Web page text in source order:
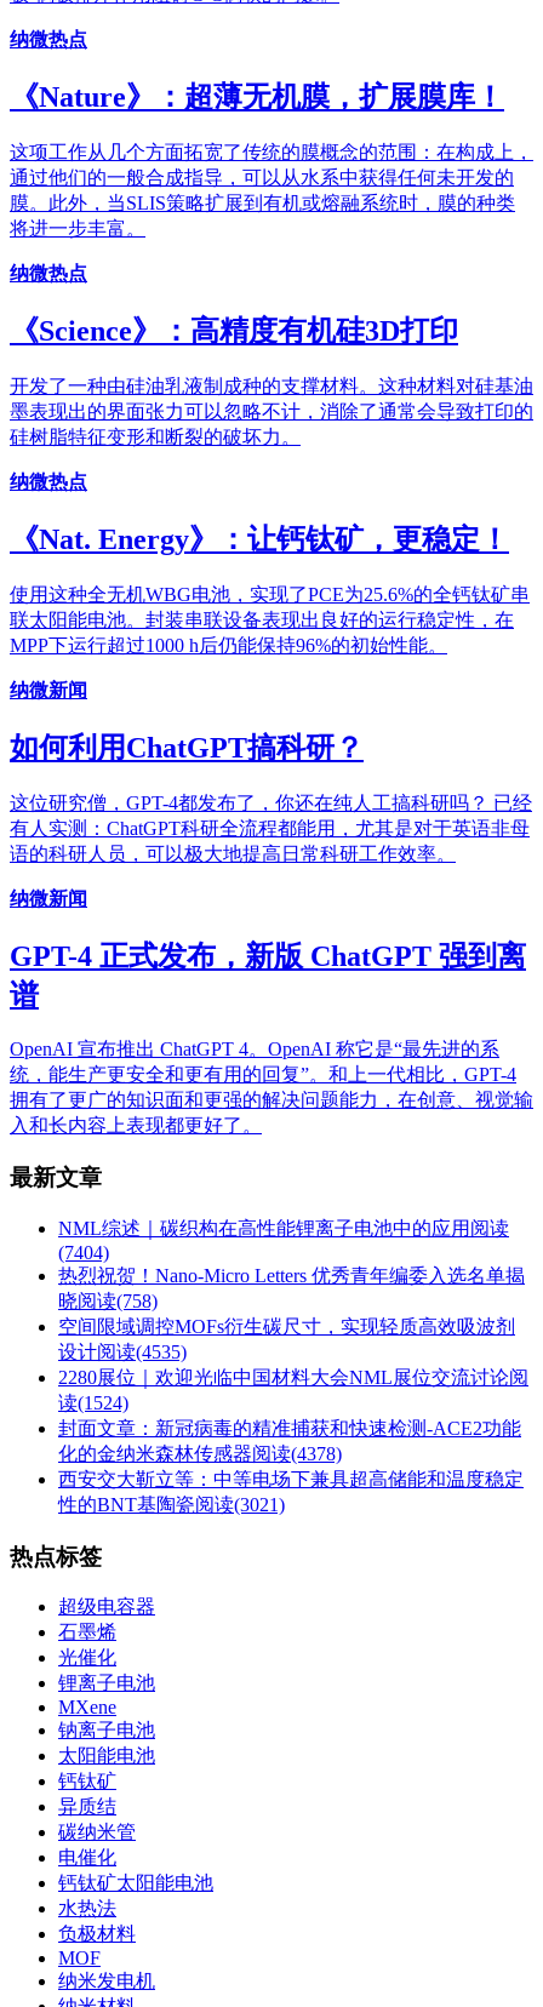
纳微热点
《Nature》：超薄无机膜，扩展膜库！
这项工作从几个方面拓宽了传统的膜概念的范围：在构成上，
通过他们的一般合成指导，可以从水系中获得任何未开发的
膜。此外，当SLIS策略扩展到有机或熔融系统时，膜的种类
将进一步丰富。
纳微热点
《Science》：高精度有机硅3D打印
开发了一种由硅油乳液制成种的支撑材料。这种材料对硅基油
墨表现出的界面张力可以忽略不计，消除了通常会导致打印的
硅树脂特征变形和断裂的破坏力。
纳微热点
《Nat. Energy》：让钙钛矿，更稳定！
使用这种全无机WBG电池，实现了PCE为25.6%的全钙钛矿串
联太阳能电池。封装串联设备表现出良好的运行稳定性，在
MPP下运行超过1000 h后仍能保持96%的初始性能。
纳微新闻
如何利用ChatGPT搞科研？
这位研究僧，GPT-4都发布了，你还在纯人工搞科研吗？ 已经
有人实测：ChatGPT科研全流程都能用，尤其是对于英语非母
语的科研人员，可以极大地提高日常科研工作效率。
纳微新闻
GPT-4 正式发布，新版 ChatGPT 强到离
谱
OpenAI 宣布推出 ChatGPT 4。OpenAI 称它是“最先进的系
统，能生产更安全和更有用的回复”。和上一代相比，GPT-4
拥有了更广的知识面和更强的解决问题能力，在创意、视觉输
入和长内容上表现都更好了。
最新文章
NML综述｜碳织构在高性能锂离子电池中的应用 阅读
(7404)
热烈祝贺！Nano-Micro Letters 优秀青年编委入选名单揭
晓阅读(758)
空间限域调控MOFs衍生碳尺寸，实现轻质高效吸波剂
设计阅读(4535)
2280展位｜欢迎光临中国材料大会NML展位交流讨论阅
读(1524)
封面文章：新冠病毒的精准捕获和快速检测-ACE2功能
化的金纳米森林传感器阅读(4378)
西安交大靳立等：中等电场下兼具超高储能和温度稳定
性的BNT基陶瓷阅读(3021)
热点标签
超级电容器
石墨烯
光催化
锂离子电池
MXene
钠离子电池
太阳能电池
钙钛矿
异质结
碳纳米管
电催化
钙钛矿太阳能电池
水热法
负极材料
MOF
纳米发电机